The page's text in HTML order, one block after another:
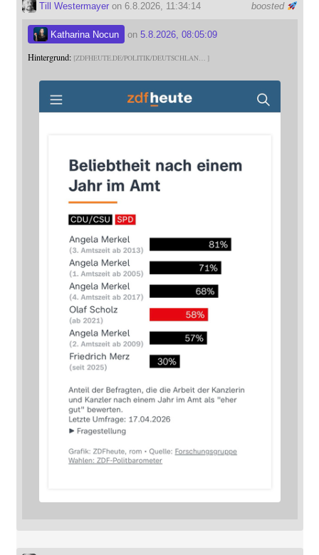
boosted
Till Westermayeron 6.8.2026, 11:34:14
Katharina Nocun on 5.8.2026, 08:05:09
Hintergrund: ZDFHEUTE.DE/POLITIK/DEUTSCHLAN